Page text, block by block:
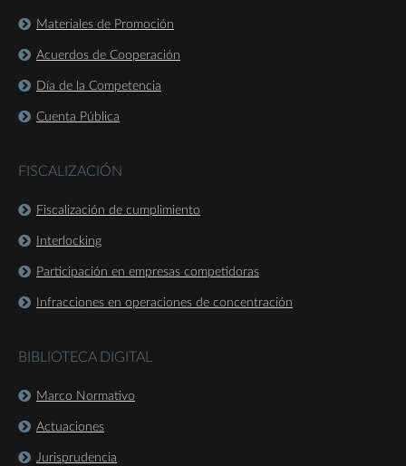
Materiales de Promoción
Acuerdos de Cooperación
Día de la Competencia
Cuenta Pública
FISCALIZACIÓN
Fiscalización de cumplimiento
Interlocking
Participación en empresas competidoras
Infracciones en operaciones de concentración
BIBLIOTECA DIGITAL
Marco Normativo
Actuaciones
Jurisprudencia